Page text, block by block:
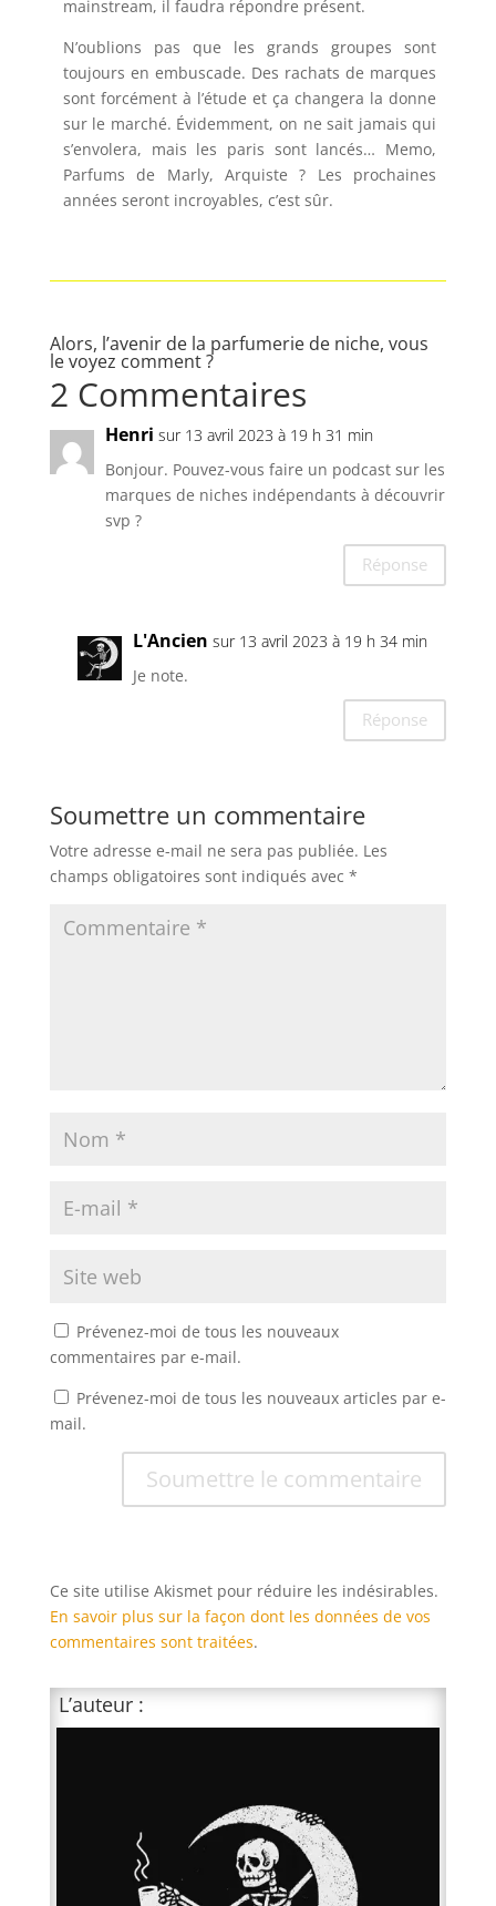
mainstream, il faudra répondre présent.
N’oublions pas que les grands groupes sont
toujours en embuscade. Des rachats de marques
sont forcément à l’étude et ça changera la donne
sur le marché. Évidemment, on ne sait jamais qui
s’envolera, mais les paris sont lancés… Memo,
Parfums de Marly, Arquiste ? Les prochaines
années seront incroyables, c’est sûr.
Alors, l’avenir de la parfumerie de niche, vous
le voyez comment ?
2 Commentaires
Henri sur 13 avril 2023 à 19 h 31 min
Bonjour. Pouvez-vous faire un podcast sur les
marques de niches indépendants à découvrir
svp ?
Réponse
L'Ancien sur 13 avril 2023 à 19 h 34 min
Je note.
Réponse
Soumettre un commentaire
Votre adresse e-mail ne sera pas publiée. Les
champs obligatoires sont indiqués avec *
Prévenez-moi de tous les nouveaux
commentaires par e-mail.
Prévenez-moi de tous les nouveaux articles par e-
mail.
Soumettre le commentaire
Ce site utilise Akismet pour réduire les indésirables.
En savoir plus sur la façon dont les données de vos
commentaires sont traitées.
L’auteur :